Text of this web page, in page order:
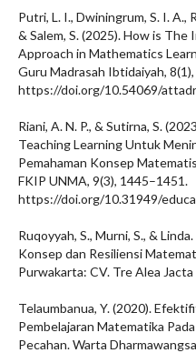
Putri, L. I., Dwiningrum, S. I. A.,
& Salem, S. (2025). How is
Approach in Mathematics
Guru Madrasah Ibtidaiyah,
https://doi.org/10.54069/
Riani, A. N. P., & Sutirna, S.
Teaching Learning Untuk
Pemahaman Konsep
FKIP UNMA, 9(3), 1445–1451.
https://doi.org/10.31949/
Ruqoyyah, S., Murni, S., &
Konsep dan Resiliensi
Purwakarta: CV. Tre Alea
Telaumbanua, Y. (2020).
Pembelajaran Matematika
Pecahan. Warta